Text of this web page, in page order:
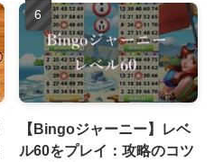
【Bingoジャーニー】レベ
ル60をプレイ：攻略のコツ